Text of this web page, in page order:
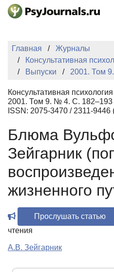
Перейти к основному
Регистрация
Главная
Журналы
Консультативная
Выпуски
2001. Том
Консультативная
2001. Том 9. № 4. С. 182–193
ISSN: 2075-3470 / 2311-9446
Блюма
Зейгарник
жизненного
Прослушать статью
чтения
А.В. Зейгарник